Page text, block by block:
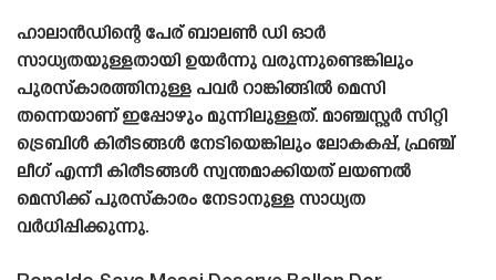
ഹാലാൻഡിന്റെ പേര് ബാലൺ ഡി ഓർ
സാധ്യതയുള്ളതായി ഉയർന്നു വരുന്നുണ്ടെങ്കിലും
പുരസ്‌കാരത്തിനുള്ള പവർ റാങ്കിങ്ങിൽ മെസി
തന്നെയാണ് ഇപ്പോഴും മുന്നിലുള്ളത്. മാഞ്ചസ്റ്റർ സിറ്റി
ട്രെബിൾ കിരീടങ്ങൾ നേടിയെങ്കിലും ലോകകപ്പ്, ഫ്രഞ്ച്
ലീഗ് എന്നീ കിരീടങ്ങൾ സ്വന്തമാക്കിയത് ലയണൽ
മെസിക്ക് പുരസ്‌കാരം നേടാനുള്ള സാധ്യത
വർധിപ്പിക്കുന്നു.